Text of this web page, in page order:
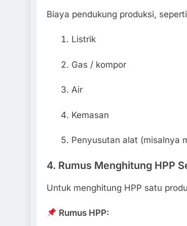
Biaya pendukung produksi,
Listrik
Gas / kompor
Air
Kemasan
Penyusutan alat (misalnya
4. Rumus Menghitung HPP
Untuk menghitung HPP satu
Rumus HPP: